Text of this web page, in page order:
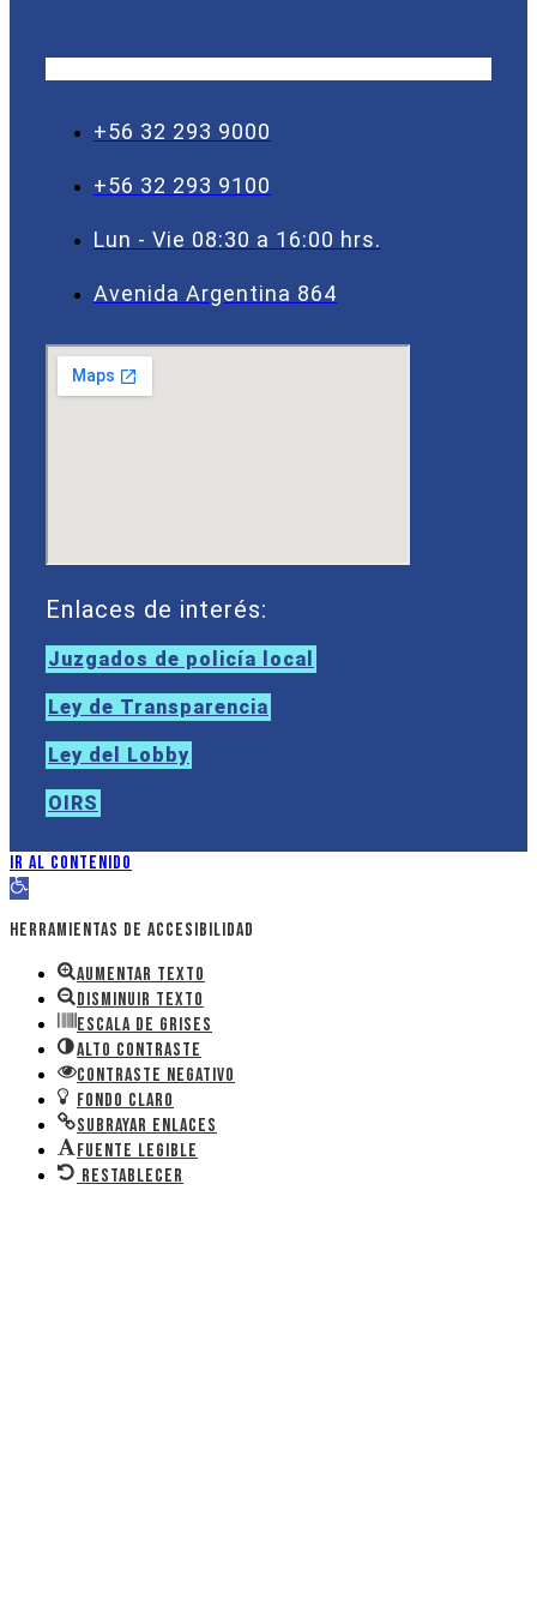
+56 32 293 9000
+56 32 293 9100
Lun - Vie 08:30 a 16:00 hrs.
Avenida Argentina 864
Enlaces de interés:
Juzgados de policía local
Ley de Transparencia
Ley del Lobby
OIRS
Ir al contenido
Abrir barra de herramientas
Herramientas de accesibilidad
Aumentar texto
Disminuir texto
Escala de grises
Alto contraste
Contraste negativo
Fondo claro
Subrayar enlaces
Fuente legible
Restablecer